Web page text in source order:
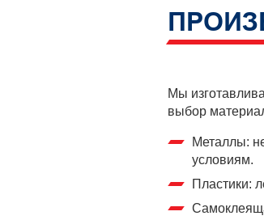
Мы
выбор
Металлы:
условиям.
Пластики: